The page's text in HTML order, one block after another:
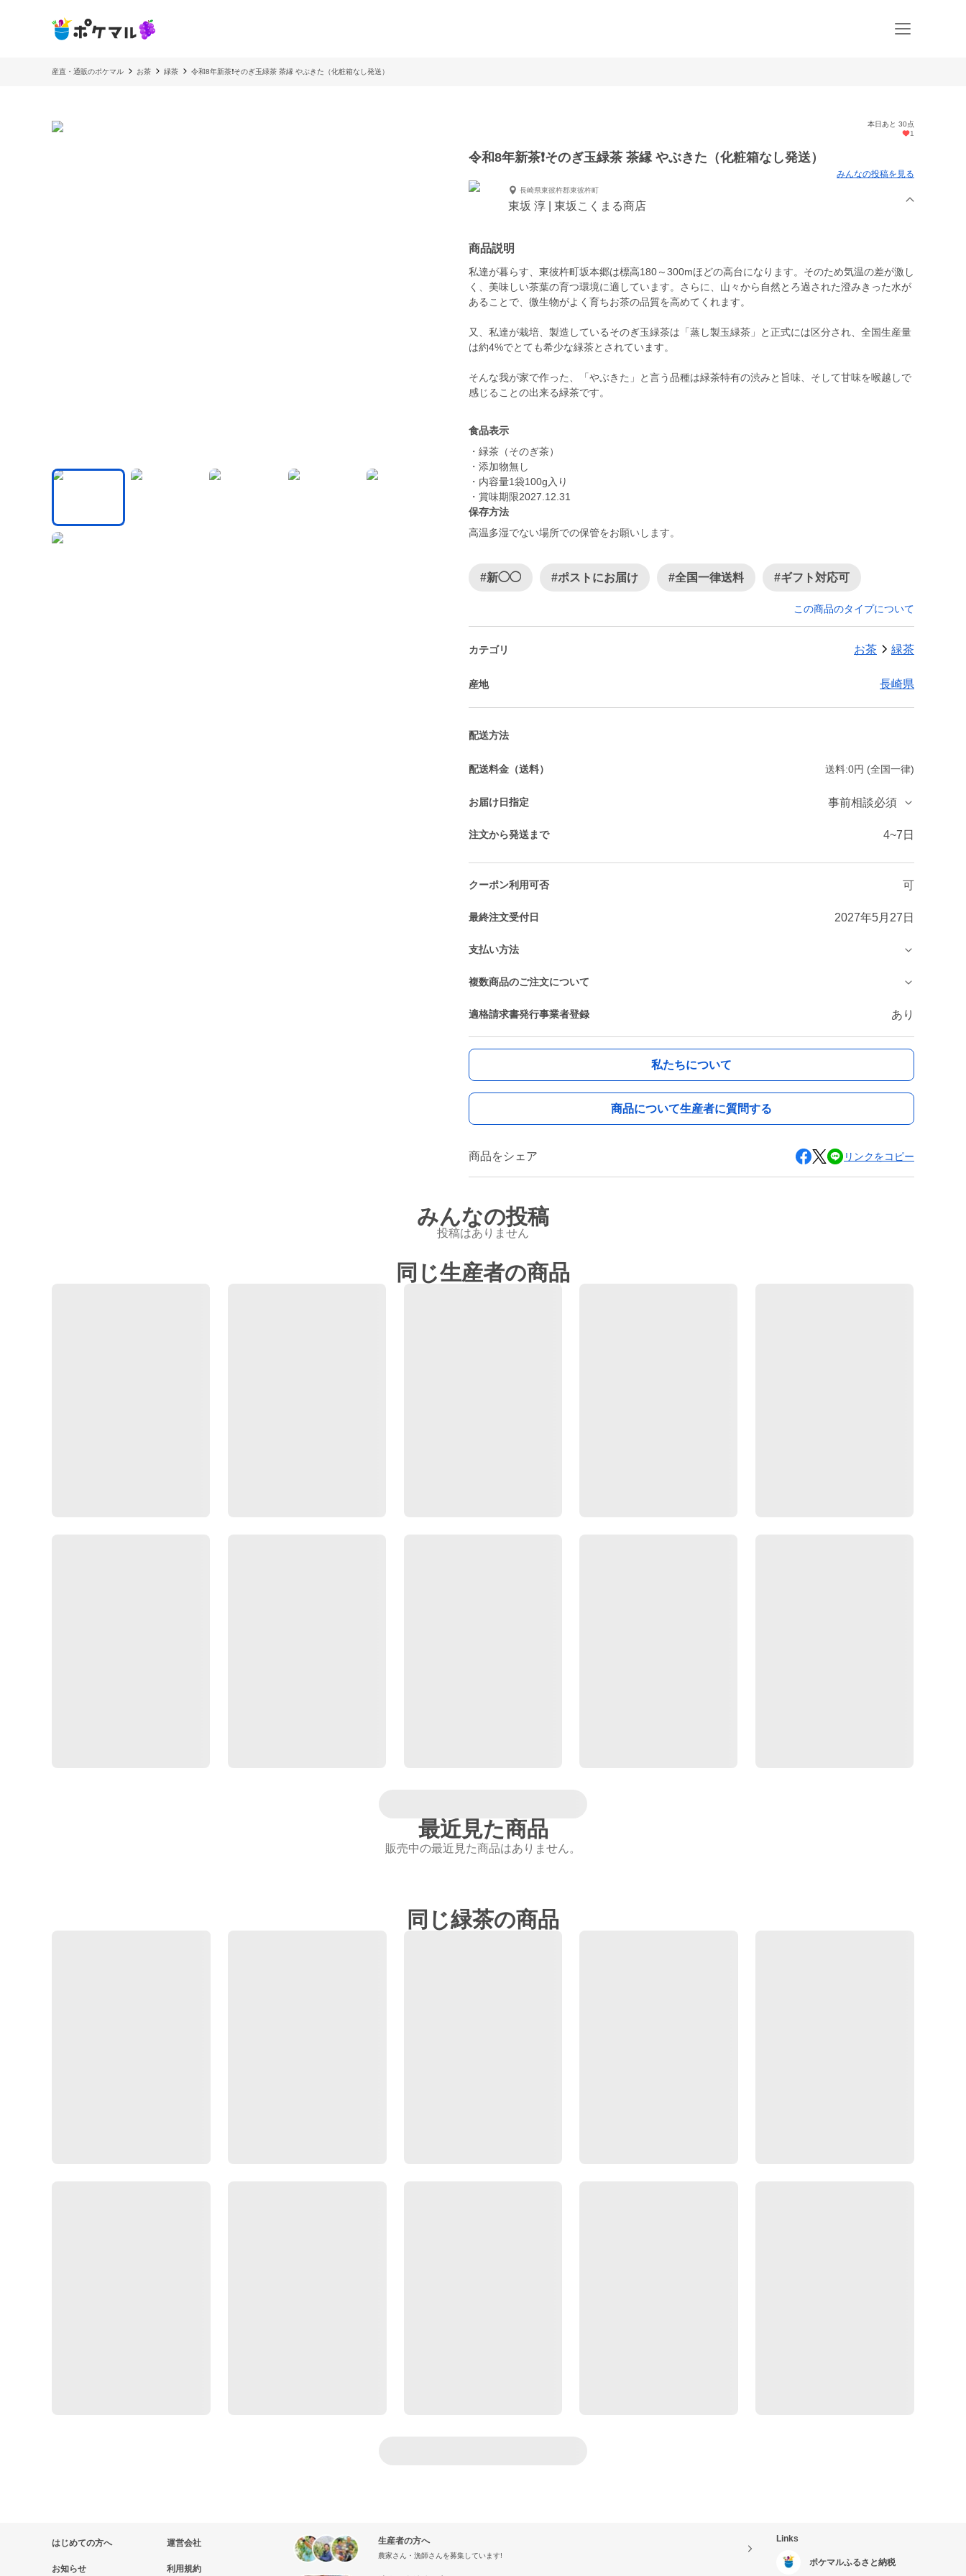
産直・通販のポケマル お茶 緑茶 令和8年新茶❗️そのぎ玉緑茶 茶縁 やぶきた（化粧箱なし発送）
本日あと 30点
1
令和8年新茶❗️そのぎ玉緑茶 茶縁 やぶきた（化粧箱なし発送）
みんなの投稿を見る
長崎県東彼杵郡東彼杵町
東坂 淳 | 東坂こくまる商店
商品説明
私達が暮らす、東彼杵町坂本郷は標高180～300mほどの高台になります。そのため気温の差が激し
く、美味しい茶葉の育つ環境に適しています。さらに、山々から自然とろ過された澄みきった水が
あることで、微生物がよく育ちお茶の品質を高めてくれます。
又、私達が栽培、製造しているそのぎ玉緑茶は「蒸し製玉緑茶」と正式には区分され、全国生産量
は約4%でとても希少な緑茶とされています。
そんな我が家で作った、「やぶきた」と言う品種は緑茶特有の渋みと旨味、そして甘味を喉越しで
感じることの出来る緑茶です。
食品表示
・緑茶（そのぎ茶）
・添加物無し
・内容量1袋100g入り
・賞味期限2027.12.31
保存方法
高温多湿でない場所での保管をお願いします。
#新◯◯ #ポストにお届け #全国一律送料 #ギフト対応可
この商品のタイプについて
カテゴリ お茶 緑茶
産地 長崎県
配送方法
配送料金（送料） 送料:0円 (全国一律)
お届け日指定 事前相談必須
注文から発送まで 4~7日
クーポン利用可否 可
最終注文受付日 2027年5月27日
支払い方法
複数商品のご注文について
適格請求書発行事業者登録 あり
私たちについて
商品について生産者に質問する
商品をシェア リンクをコピー
みんなの投稿
投稿はありません
同じ生産者の商品
最近見た商品
販売中の最近見た商品はありません。
同じ緑茶の商品
はじめての方へ
お知らせ
運営会社
利用規約
生産者の方へ
農家さん・漁師さんを募集しています!
Links
ポケマルふるさと納税